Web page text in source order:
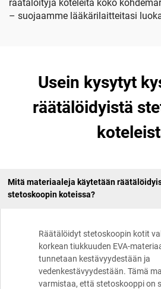
räätälöityjä koteleita koko
– suojaamme lääkärilaitteitasi
Usein kysytyt
räätälöidyistä
Mitä materiaaleja käytetään
stetoskoopin koteissa?
Räätälöidyt stetoskoopin kotit
korkean tiukkuuden EVA-
tunnetaan kestävyydestään ja
vedenkestävyydestään. Tämä
varmistaa, että stetoskooppi on